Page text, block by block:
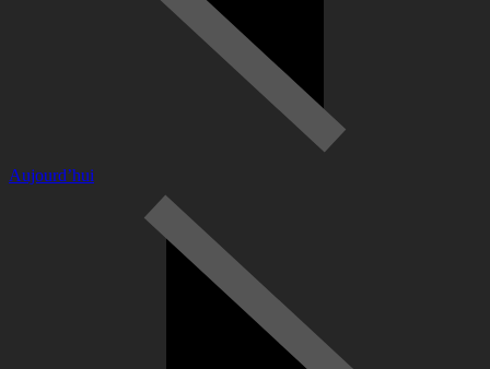
Aujourd’hui